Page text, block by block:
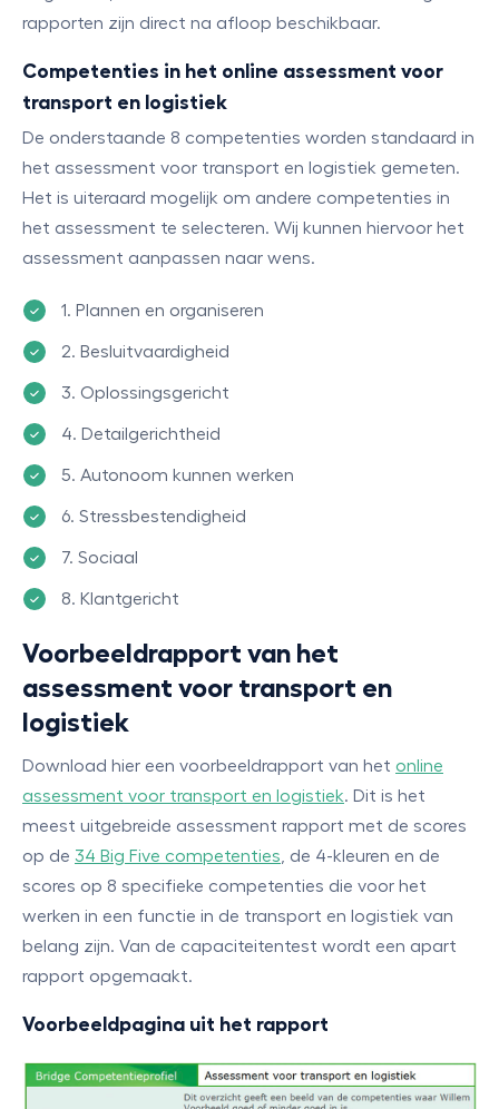
rapporten zijn direct na afloop beschikbaar.
Competenties in het online assessment voor
transport en logistiek
De onderstaande 8 competenties worden standaard in
het assessment voor transport en logistiek gemeten.
Het is uiteraard mogelijk om andere competenties in
het assessment te selecteren. Wij kunnen hiervoor het
assessment aanpassen naar wens.
1. Plannen en organiseren
2. Besluitvaardigheid
3. Oplossingsgericht
4. Detailgerichtheid
5. Autonoom kunnen werken
6. Stressbestendigheid
7. Sociaal
8. Klantgericht
Voorbeeldrapport van het
assessment voor transport en
logistiek
Download hier een voorbeeldrapport van het online
assessment voor transport en logistiek. Dit is het
meest uitgebreide assessment rapport met de scores
op de 34 Big Five competenties , de 4-kleuren en de
scores op 8 specifieke competenties die voor het
werken in een functie in de transport en logistiek van
belang zijn. Van de capaciteitentest wordt een apart
rapport opgemaakt.
Voorbeeldpagina uit het rapport